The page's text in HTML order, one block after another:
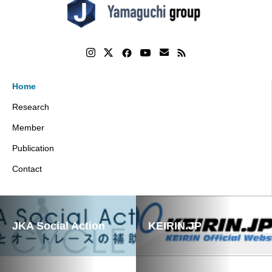
Home
Research
Member
Publication
Contact
JKA Social Action KEIRIN.JP